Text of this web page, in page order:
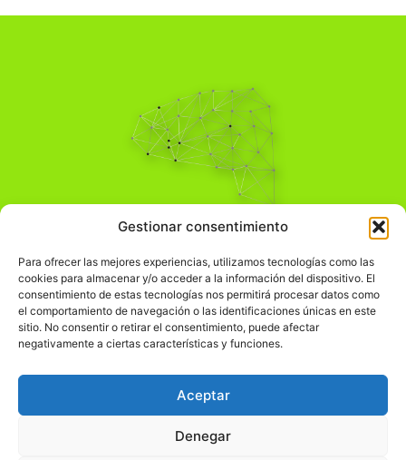
Gestionar consentimiento
Para ofrecer las mejores experiencias, utilizamos tecnologías como las
cookies para almacenar y/o acceder a la información del dispositivo. El
consentimiento de estas tecnologías nos permitirá procesar datos como
el comportamiento de navegación o las identificaciones únicas en este
sitio. No consentir o retirar el consentimiento, puede afectar
negativamente a ciertas características y funciones.
Aceptar
Denegar
Pensamiento Crítico
Comprender el mundo para transformarlo.
Información Legal
჻Política de privacidad
Política de cookies